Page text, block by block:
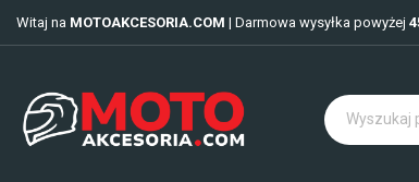
Witaj na MOTOAKCESORIA.COM | Darmowa wysyłka powyżej